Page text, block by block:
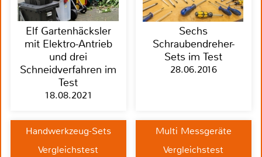
Elf Gartenhäcksler
mit Elektro-Antrieb
und drei
Schneidverfahren im
Test
18.08.2021
Sechs
Schraubendreher-
Sets im Test
28.06.2016
Handwerkzeug-Sets
Vergleichstest
Multi Messgeräte
Vergleichstest